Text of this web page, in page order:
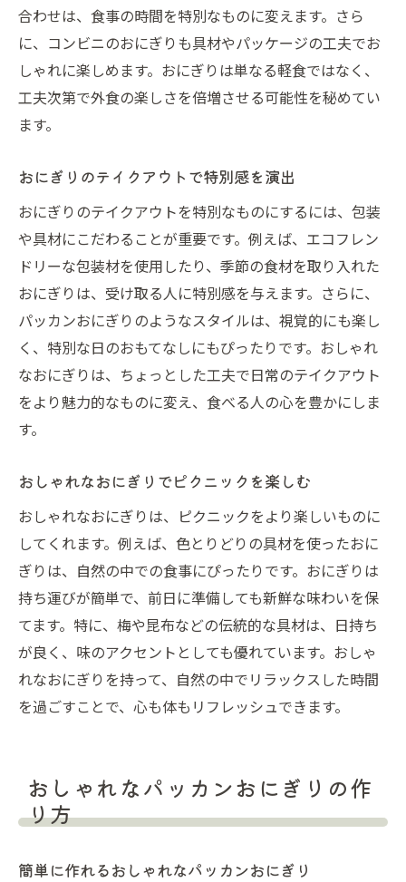
合わせは、食事の時間を特別なものに変えます。さら
に、コンビニのおにぎりも具材やパッケージの工夫でお
しゃれに楽しめます。おにぎりは単なる軽食ではなく、
工夫次第で外食の楽しさを倍増させる可能性を秘めてい
ます。
おにぎりのテイクアウトで特別感を演出
おにぎりのテイクアウトを特別なものにするには、包装
や具材にこだわることが重要です。例えば、エコフレン
ドリーな包装材を使用したり、季節の食材を取り入れた
おにぎりは、受け取る人に特別感を与えます。さらに、
パッカンおにぎりのようなスタイルは、視覚的にも楽し
く、特別な日のおもてなしにもぴったりです。おしゃれ
なおにぎりは、ちょっとした工夫で日常のテイクアウト
をより魅力的なものに変え、食べる人の心を豊かにしま
す。
おしゃれなおにぎりでピクニックを楽しむ
おしゃれなおにぎりは、ピクニックをより楽しいものに
してくれます。例えば、色とりどりの具材を使ったおに
ぎりは、自然の中での食事にぴったりです。おにぎりは
持ち運びが簡単で、前日に準備しても新鮮な味わいを保
てます。特に、梅や昆布などの伝統的な具材は、日持ち
が良く、味のアクセントとしても優れています。おしゃ
れなおにぎりを持って、自然の中でリラックスした時間
を過ごすことで、心も体もリフレッシュできます。
おしゃれなパッカンおにぎりの作
り方
簡単に作れるおしゃれなパッカンおにぎり